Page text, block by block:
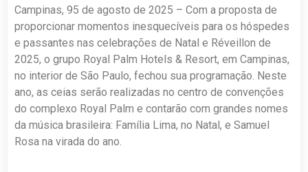
Campinas, 95 de agosto de 2025 – Com a proposta de
proporcionar momentos inesquecíveis para os hóspedes
e passantes nas celebrações de Natal e Réveillon de
2025, o grupo Royal Palm Hotels & Resort, em Campinas,
no interior de São Paulo, fechou sua programação. Neste
ano, as ceias serão realizadas no centro de convenções
do complexo Royal Palm e contarão com grandes nomes
da música brasileira: Família Lima, no Natal, e Samuel
Rosa na virada do ano.